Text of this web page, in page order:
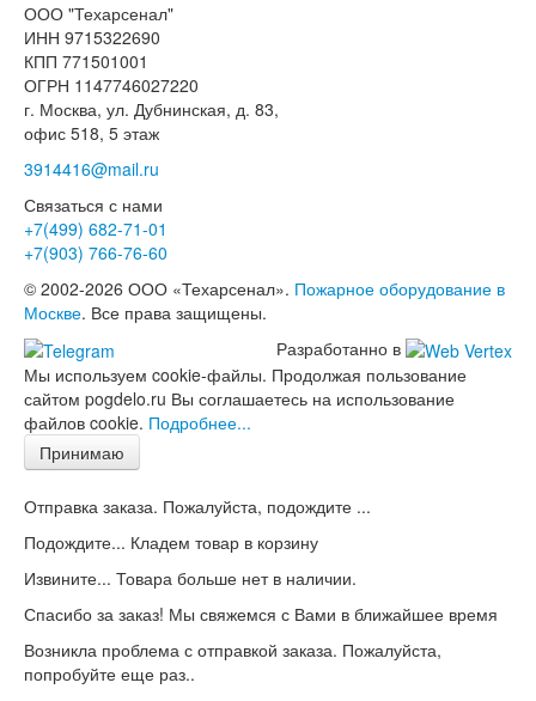
ООО "Техарсенал"
ИНН 9715322690
КПП 771501001
ОГРН 1147746027220
г. Москва, ул. Дубнинская, д. 83,
офис 518, 5 этаж
3914416@mail.ru
Связаться с нами
+7(499) 682-71-01
+7(903) 766-76-60
© 2002-2026 ООО «Техарсенал». Пожарное оборудование в
Москве. Все права защищены.
Разработанно в
Мы используем cookie-файлы. Продолжая пользование
сайтом pogdelo.ru Вы соглашаетесь на использование
файлов cookie. Подробнее...
Принимаю
Отправка заказа. Пожалуйста, подождите ...
Подождите... Кладем товар в корзину
Извините... Товара больше нет в наличии.
Спасибо за заказ! Мы свяжемся с Вами в ближайшее время
Возникла проблема с отправкой заказа. Пожалуйста,
попробуйте еще раз..